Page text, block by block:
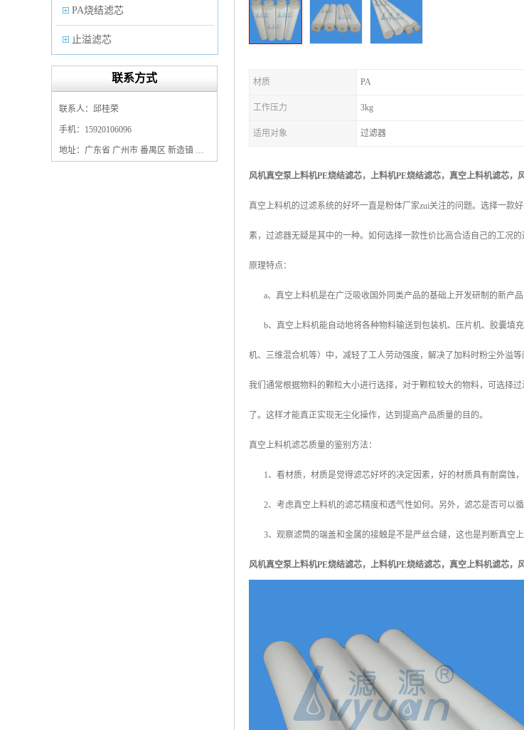
PA烧结滤芯
止溢滤芯
PP塑料过滤器
保安过滤器滤芯
联系方式
联系人：邱桂荣
手机：15920106096
地址：广东省 广州市 番禺区 新造镇 新造镇石角咀街4号三楼之一
材质 PA
工作压力 3kg
适用对象 过滤器
风机真空泵上料机PE烧结滤芯， 上料机PE烧结滤芯， 真空上料机滤芯，
真空上料机的过滤系统的好坏一直是粉体厂家zui关注的问题。选择一款
素，过滤器无疑是其中的一种。如何选择一款性价比高合适自己的工况的
原理特点：
a、真空上料机是在广泛吸收国外同类产品的基础上开发研制的新产
b、真空上料机能自动地将各种物料输送到包装机、压片机、胶囊填
机、三维混合机等）中，减轻了工人劳动强度，解决了加料时粉尘外溢
我们通常根据物料的颗粒大小进行选择，对于颗粒较大的物料，可选择
了。这样才能真正实现无尘化操作，达到提高产品质量的目的。
真空上料机滤芯质量的鉴别方法：
1、看材质，材质是觉得滤芯好坏的决定因素，好的材质具有耐腐蚀
2、考虑真空上料机的滤芯精度和透气性如何。另外，滤芯是否可以循
3、观察滤筒的端盖和金属的接触是不是严丝合缝，这也是判断真空
风机真空泵上料机PE烧结滤芯， 上料机PE烧结滤芯， 真空上料机滤芯，